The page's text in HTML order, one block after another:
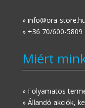
» info@ora-store.hu
» +36 70/600-5809
Miért
» Folyamatos
» Állandó akciók,